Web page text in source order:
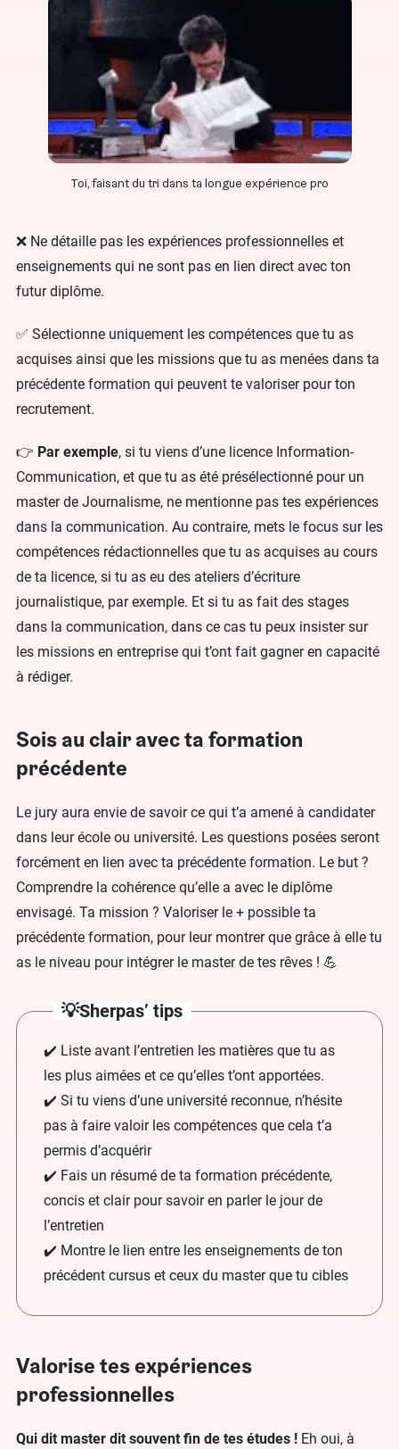
Toi, faisant du tri dans ta longue expérience pro
❌ Ne détaille pas les expériences professionnelles et
enseignements qui ne sont pas en lien direct avec ton
futur diplôme.
✅ Sélectionne uniquement les compétences que tu as
acquises ainsi que les missions que tu as menées dans ta
précédente formation qui peuvent te valoriser pour ton
recrutement.
👉 Par exemple, si tu viens d’une licence Information-
Communication, et que tu as été présélectionné pour un
master de Journalisme, ne mentionne pas tes expériences
dans la communication. Au contraire, mets le focus sur les
compétences rédactionnelles que tu as acquises au cours
de ta licence, si tu as eu des ateliers d’écriture
journalistique, par exemple. Et si tu as fait des stages
dans la communication, dans ce cas tu peux insister sur
les missions en entreprise qui t’ont fait gagner en capacité
à rédiger.
Sois au clair avec ta formation
précédente
Le jury aura envie de savoir ce qui t’a amené à candidater
dans leur école ou université. Les questions posées seront
forcément en lien avec ta précédente formation. Le but ?
Comprendre la cohérence qu’elle a avec le diplôme
envisagé. Ta mission ? Valoriser le + possible ta
précédente formation, pour leur montrer que grâce à elle tu
as le niveau pour intégrer le master de tes rêves ! 💪
💡Sherpas’ tips
✔️ Liste avant l’entretien les matières que tu as
les plus aimées et ce qu’elles t’ont apportées.
✔️ Si tu viens d’une université reconnue, n’hésite
pas à faire valoir les compétences que cela t’a
permis d’acquérir
✔️ Fais un résumé de ta formation précédente,
concis et clair pour savoir en parler le jour de
l’entretien
✔️ Montre le lien entre les enseignements de ton
précédent cursus et ceux du master que tu cibles
Valorise tes expériences
professionnelles
Qui dit master dit souvent fin de tes études ! Eh oui, à